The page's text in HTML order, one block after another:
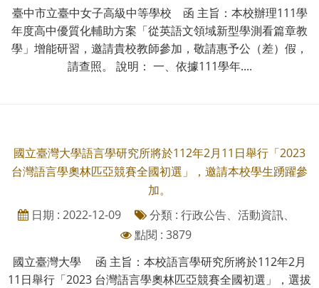
臺中市立臺中女子高級中等學校 函 主旨：本校辦理111學
年度高中優質化輔助方案「從英語文領域新型學測看篇章教
學」增能研習，邀請貴校教師參加，敬請惠予公（差）假，
請查照。 說明： 一、依據111學年....
國立臺灣大學語言學研究所將於112年2月11日舉行「2023
台灣語言學奧林匹亞競賽全國初選」，邀請本校學生踴躍參
加。
日期 : 2022-12-09
分類 : 行政公告、活動資訊、
點閱 : 3879
國立臺灣大學 函 主旨：本校語言學研究所將於112年2月
11日舉行「2023 台灣語言學奧林匹亞競賽全國初選」，選拔